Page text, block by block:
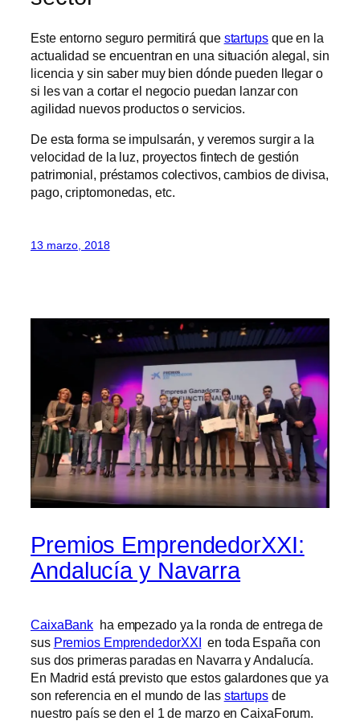
Este entorno seguro permitirá que startupsque en la
actualidad se encuentran en una situación alegal, sin
licencia y sin saber muy bien dónde pueden llegar o
si les van a cortar el negocio puedan lanzar con
agilidad nuevos productos o servicios.
De esta forma se impulsarán, y veremos surgir a la
velocidad de la luz, proyectos fintech de gestión
patrimonial, préstamos colectivos, cambios de divisa,
pago, criptomonedas, etc.
13 marzo, 2018
Premios EmprendedorXXI:
Andalucía y Navarra
CaixaBank ha empezado ya la ronda de entrega de
sus Premios EmprendedorXXI en toda España con
sus dos primeras paradas en Navarra y Andalucía.
En Madrid está previsto que estos galardones que ya
son referencia en el mundo de las startupsde
nuestro país se den el 1 de marzo en CaixaForum.